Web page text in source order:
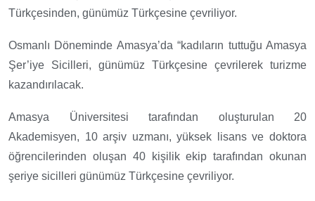
Türkçesinden, günümüz Türkçesine çevriliyor.
Osmanlı Döneminde Amasya’da “kadıların tuttuğu Amasya
Şer’iye Sicilleri, günümüz Türkçesine çevrilerek turizme
kazandırılacak.
Amasya Üniversitesi tarafından oluşturulan 20
Akademisyen, 10 arşiv uzmanı, yüksek lisans ve doktora
öğrencilerinden oluşan 40 kişilik ekip tarafından okunan
şeriye sicilleri günümüz Türkçesine çevriliyor.